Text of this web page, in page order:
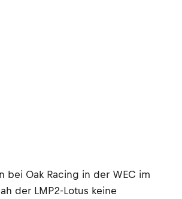
bei Oak Racing in der WEC im
der LMP2-Lotus keine